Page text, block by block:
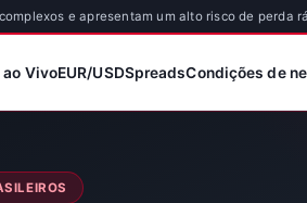
e apresentam um alto risco de
ao VivoEUR/USDSpreadsCondições de